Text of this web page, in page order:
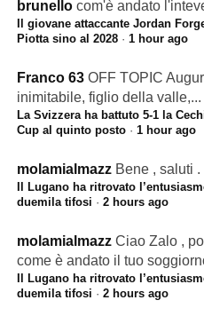
brunello com'è andato
Il giovane attaccante Jordan
Piotta sino al 2028· 1 hour ago
Franco 63 OFF TOPIC
inimitabile, figlio della valle,...
La Svizzera ha battuto 5-1 la
Cup al quinto posto· 1 hour ago
molamialmazz Bene , saluti .
Il Lugano ha ritrovato
duemila tifosi · 2 hours ago
molamialmazz Ciao Zalo ,
come è andato il tuo
Il Lugano ha ritrovato
duemila tifosi · 2 hours ago